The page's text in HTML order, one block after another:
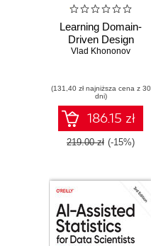
Learning Domain-
Driven Design
Vlad Khononov
(131,40 zł najniższa cena z 30
dni)
186.15 zł
219.00 zł (-15%)